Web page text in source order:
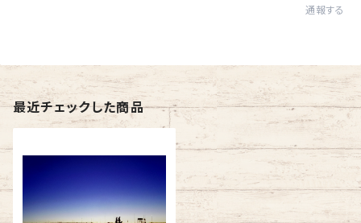
通報する
最近チェックした商品